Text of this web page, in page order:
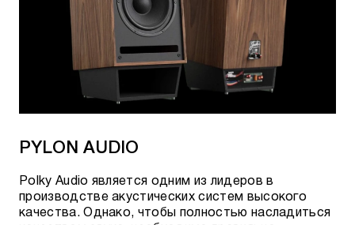
PYLON AUDIO
Polky Audio является одним из лидеров в
производстве акустических систем высокого
качества. Однако, чтобы полностью насладиться